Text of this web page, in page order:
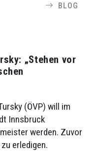
BLOG
„Stehen vor
(ÖVP) will im
Innsbruck
werden. Zuvor
erledigen.